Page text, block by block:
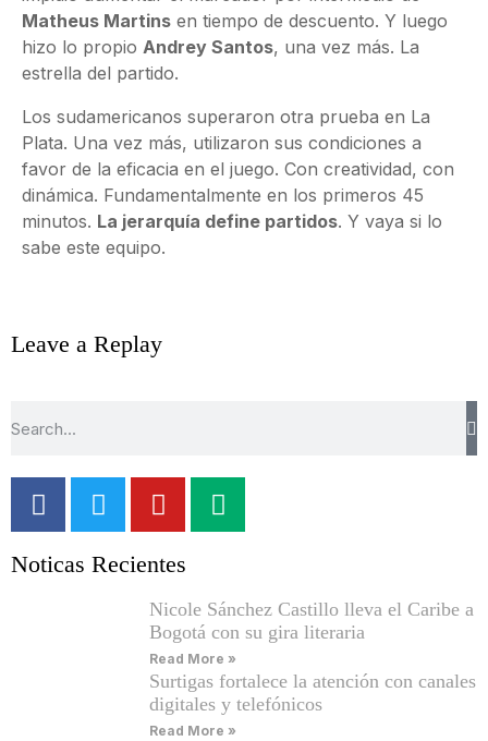
Matheus Martins en tiempo de descuento. Y luego
hizo lo propio Andrey Santos, una vez más. La
estrella del partido.
Los sudamericanos superaron otra prueba en La
Plata. Una vez más, utilizaron sus condiciones a
favor de la eficacia en el juego. Con creatividad, con
dinámica. Fundamentalmente en los primeros 45
minutos. La jerarquía define partidos. Y vaya si lo
sabe este equipo.
Leave a Replay
Noticas Recientes
Nicole Sánchez Castillo lleva el Caribe a
Bogotá con su gira literaria
Read More »
Surtigas fortalece la atención con canales
digitales y telefónicos
Read More »